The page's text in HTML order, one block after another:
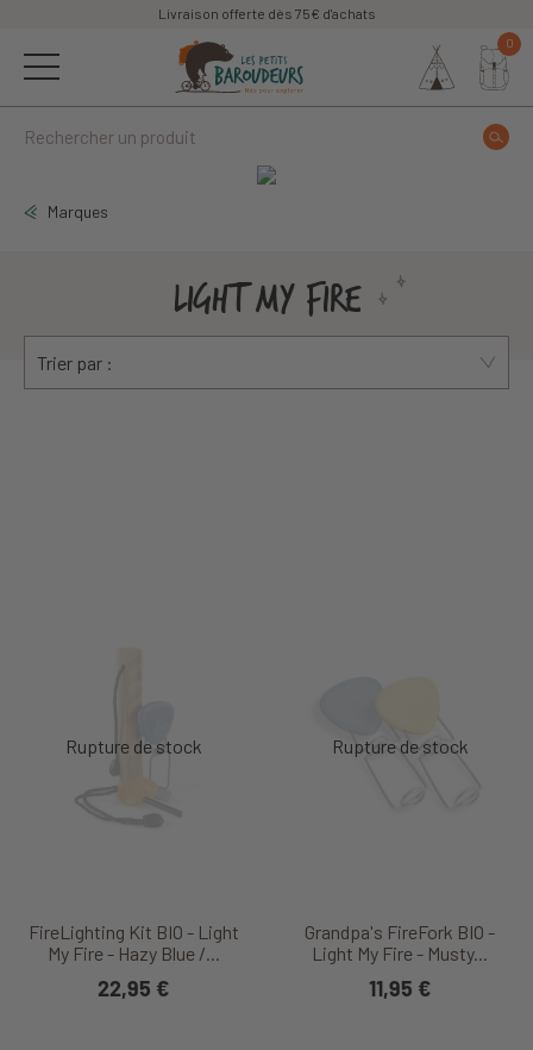
Livraison offerte dès 75€ d'achats
0
Marques
LIGHT MY FIRE
Trier par :
FireLighting Kit BIO - Light
My Fire - Hazy Blue /...
22,95 €
Grandpa's FireFork BIO -
Light My Fire - Musty...
11,95 €